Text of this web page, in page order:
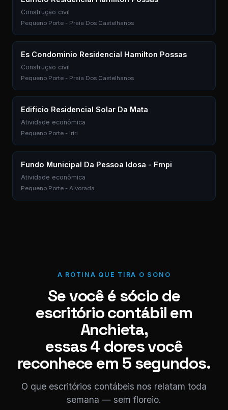
Construção civil
Pequeno Porte - Praia Dos Castelhanos
Es Condominio Residencial Hamilton Possas
Construção civil
Pequeno Porte - Praia Dos Castelhanos
Edificio Residencial Solar Da Mata
Atividade econômica
Pequeno Porte - Iriri
Fundo Municipal Da Pessoa Idosa - Fmpi
Atividade econômica
Pequeno Porte - Alvorada
A ROTINA QUE TIRA O SONO
Se você é sócio de
escritório contábil em
Anchieta,
essas 4 dores você
reconhece em 5 segundos.
O que escritórios contábeis nos relatam toda
semana — sem floreio.